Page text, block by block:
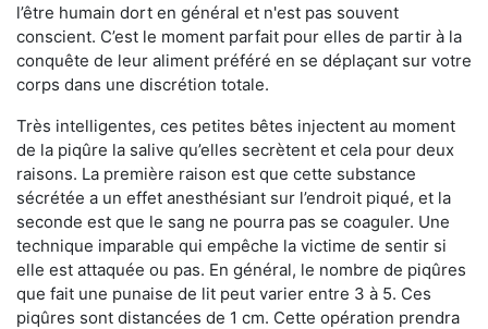
l’être humain dort en général et n'est pas souvent
conscient. C’est le moment parfait pour elles de partir à la
conquête de leur aliment préféré en se déplaçant sur votre
corps dans une discrétion totale.
Très intelligentes, ces petites bêtes injectent au moment
de la piqûre la salive qu’elles secrètent et cela pour deux
raisons. La première raison est que cette substance
sécrétée a un effet anesthésiant sur l’endroit piqué, et la
seconde est que le sang ne pourra pas se coaguler. Une
technique imparable qui empêche la victime de sentir si
elle est attaquée ou pas. En général, le nombre de piqûres
que fait une punaise de lit peut varier entre 3 à 5. Ces
piqûres sont distancées de 1 cm. Cette opération prendra